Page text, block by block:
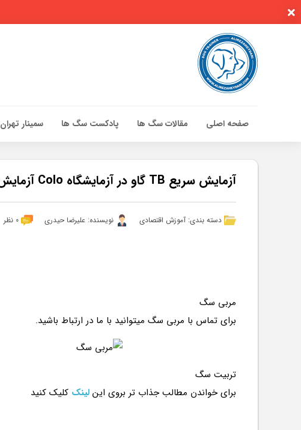
صفحه اصلی مقالات سگ ها پادکست سگ ها سمینار تهران 96
مقالات سگ ها
پادکست سگ هاآزمایش سریع TB گاو در آزمایشگاه Colo آزمایش شده است – مقالات
دسته بندی: آموزش اقتصادی نویسنده: علیرضا حیدری 0 نظر
مربی سگ
برای تماس با مربی سگ میتوانید با ما در ارتباط باشید.
تربیت سگ
برای خواندن مطالب جذاب تر بروی این لینک کلیک کنید